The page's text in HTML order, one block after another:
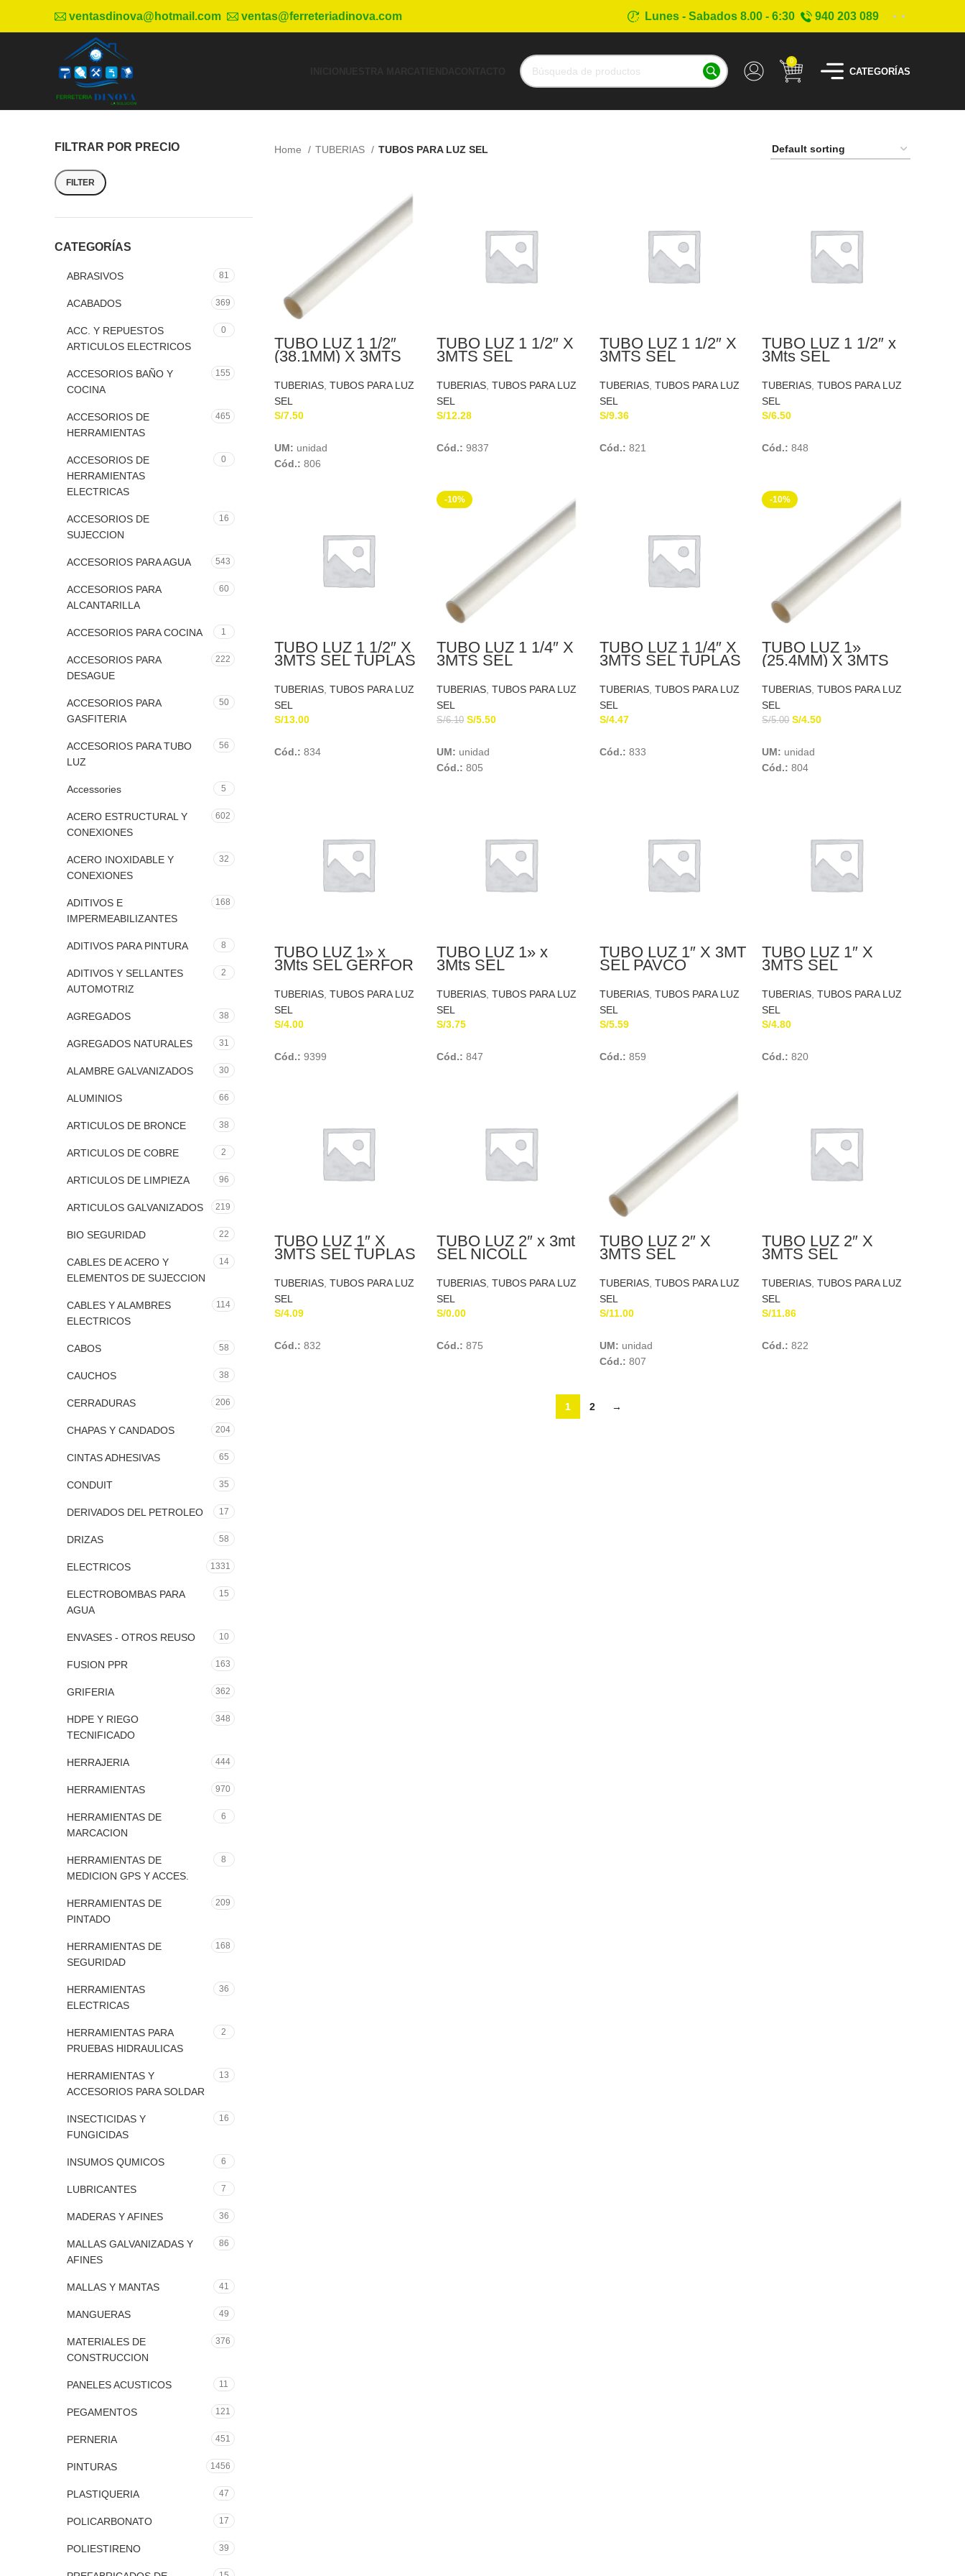
ventasdinova@hotmail.com ventas@ferreteriadinova.com Lunes - Sabados 8.00 - 6:30 940 203 089
0
CATEGORÍAS
FILTRAR POR PRECIO
FILTER
CATEGORÍAS
ABRASIVOS 81
ACABADOS 369
ACC. Y REPUESTOS
ARTICULOS ELECTRICOS
0
ACCESORIOS BAÑO Y
COCINA
155
ACCESORIOS DE
HERRAMIENTAS
465
ACCESORIOS DE
HERRAMIENTAS
ELECTRICAS
0
ACCESORIOS DE
SUJECCION
16
ACCESORIOS PARA AGUA 543
ACCESORIOS PARA
ALCANTARILLA
60
ACCESORIOS PARA COCINA 1
ACCESORIOS PARA
DESAGUE
222
ACCESORIOS PARA
GASFITERIA
50
ACCESORIOS PARA TUBO
LUZ
56
Accessories 5
ACERO ESTRUCTURAL Y
CONEXIONES
602
ACERO INOXIDABLE Y
CONEXIONES
32
ADITIVOS E
IMPERMEABILIZANTES
168
ADITIVOS PARA PINTURA 8
ADITIVOS Y SELLANTES
AUTOMOTRIZ
2
AGREGADOS 38
AGREGADOS NATURALES 31
ALAMBRE GALVANIZADOS 30
ALUMINIOS 66
ARTICULOS DE BRONCE 38
ARTICULOS DE COBRE 2
ARTICULOS DE LIMPIEZA 96
ARTICULOS GALVANIZADOS 219
BIO SEGURIDAD 22
CABLES DE ACERO Y
ELEMENTOS DE SUJECCION
14
CABLES Y ALAMBRES
ELECTRICOS
114
CABOS 58
CAUCHOS 38
CERRADURAS 206
CHAPAS Y CANDADOS 204
CINTAS ADHESIVAS 65
CONDUIT 35
DERIVADOS DEL PETROLEO 17
DRIZAS 58
ELECTRICOS 1331
ELECTROBOMBAS PARA
AGUA
15
ENVASES - OTROS REUSO 10
FUSION PPR 163
GRIFERIA 362
HDPE Y RIEGO
TECNIFICADO
348
HERRAJERIA 444
HERRAMIENTAS 970
HERRAMIENTAS DE
MARCACION
6
HERRAMIENTAS DE
MEDICION GPS Y ACCES.
8
HERRAMIENTAS DE
PINTADO
209
HERRAMIENTAS DE
SEGURIDAD
168
HERRAMIENTAS
ELECTRICAS
36
HERRAMIENTAS PARA
PRUEBAS HIDRAULICAS
2
HERRAMIENTAS Y
ACCESORIOS PARA SOLDAR
13
INSECTICIDAS Y
FUNGICIDAS
16
INSUMOS QUMICOS 6
LUBRICANTES 7
MADERAS Y AFINES 36
MALLAS GALVANIZADAS Y
AFINES
86
MALLAS Y MANTAS 41
MANGUERAS 49
MATERIALES DE
CONSTRUCCION
376
PANELES ACUSTICOS 11
PEGAMENTOS 121
PERNERIA 451
PINTURAS 1456
PLASTIQUERIA 47
POLICARBONATO 17
POLIESTIRENO 39
Home TUBERIAS TUBOS PARA LUZ SEL
TUBO LUZ 1 1/2″
(38.1MM) X 3MTS
SEL EUROTUBO
TUBERIAS, TUBOS PARA LUZ
SEL
S/7.50
UM: unidad
Cód.: 806
TUBO LUZ 1 1/2″ X
3MTS SEL
TUBERIAS ,TUBOS PARA LUZ
SEL
S/12.28
Cód.: 9837
TUBO LUZ 1 1/2″ X
3MTS SEL
TUBERIAS, TUBOS PARA LUZ
SEL
S/9.36
Cód.: 821
TUBO LUZ 1 1/2″ x
3Mts SEL
TUBERIAS ,TUBOS PARA LUZ
SEL
S/6.50
Cód.: 848
TUBO LUZ 1 1/2″ X
3MTS SEL TUPLAS
TUBERIAS, TUBOS PARA LUZ
SEL
S/13.00
Cód.: 834
-10%
TUBO LUZ 1 1/4″ X
3MTS SEL
TUBERIAS,TUBOS PARA LUZ
SEL
S/6.10 S/5.50
UM: unidad
Cód.: 805
TUBO LUZ 1 1/4″ X
3MTS SEL TUPLAS
TUBERIAS, TUBOS PARA LUZ
SEL
S/4.47
Cód.: 833
-10%
TUBO LUZ 1»
(25.4MM) X 3MTS
TUBERIAS,TUBOS PARA LUZ
SEL
S/5.00 S/4.50
UM: unidad
Cód.: 804
TUBO LUZ 1» x
3Mts SEL GERFOR
TUBERIAS, TUBOS PARA LUZ
SEL
S/4.00
Cód.: 9399
TUBO LUZ 1» x
3Mts SEL
TUBERIAS ,TUBOS PARA LUZ
SEL
S/3.75
Cód.: 847
TUBO LUZ 1″ X 3MT
SEL PAVCO
TUBERIAS, TUBOS PARA LUZ
SEL
S/5.59
Cód.: 859
TUBO LUZ 1″ X
3MTS SEL
TUBERIAS ,TUBOS PARA LUZ
SEL
S/4.80
Cód.: 820
TUBO LUZ 1″ X
3MTS SEL TUPLAS
TUBERIAS, TUBOS PARA LUZ
SEL
S/4.09
Cód.: 832
TUBO LUZ 2″ x 3mt
SEL NICOLL
TUBERIAS ,TUBOS PARA LUZ
SEL
S/0.00
Cód.: 875
TUBO LUZ 2″ X
3MTS SEL
TUBERIAS, TUBOS PARA LUZ
SEL
S/11.00
UM: unidad
Cód.: 807
TUBO LUZ 2″ X
3MTS SEL
TUBERIAS ,TUBOS PARA LUZ
SEL
S/11.86
Cód.: 822
1 2 →